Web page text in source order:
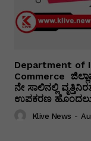
Department of
Commerce
ನೇ ಸಾಲಿನಲ್ಲಿ
ಉಪಕರಣ ಹೊಂದಲು
Klive News -